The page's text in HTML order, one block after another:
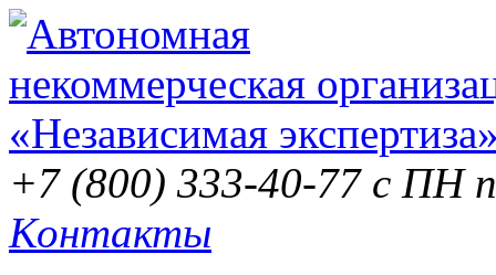
+7 (800) 333-40-77 с ПН
Контакты